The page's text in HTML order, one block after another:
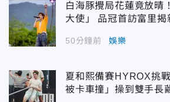
白海豚攪局花蓮竟放晴
大使」 品冠首訪富里
50分鐘前 娛樂
夏和熙備賽HYROX挑
被卡車撞」操到雙手長